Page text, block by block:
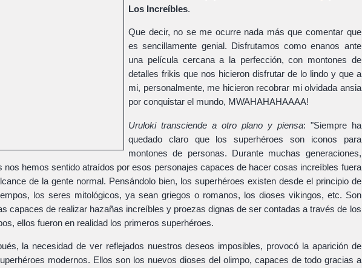
Los Increíbles.
Que decir, no se me ocurre nada más que comentar que
es sencillamente genial. Disfrutamos como enanos ante
una película cercana a la perfección, con montones de
detalles frikis que nos hicieron disfrutar de lo lindo y que a
mi, personalmente, me hicieron recobrar mi olvidada ansia
por conquistar el mundo, MWAHAHAHAAAA!
Uruloki transciende a otro plano y piensa: "Siempre ha
quedado claro que los superhéroes son iconos para
montones de personas. Durante muchas generaciones,
nos hemos sentido atraídos por esos personajes capaces de hacer cosas increíbles fuera
de la gente normal. Pensándolo bien, los superhéroes existen desde el principio de
los seres mitológicos, ya sean griegos o romanos, los dioses vikingos, etc. Son
capaces de realizar hazañas increíbles y proezas dignas de ser contadas a través de los
ellos fueron en realidad los primeros superhéroes.
la necesidad de ver reflejados nuestros deseos imposibles, provocó la aparición de
modernos. Ellos son los nuevos dioses del olimpo, capaces de todo gracias a